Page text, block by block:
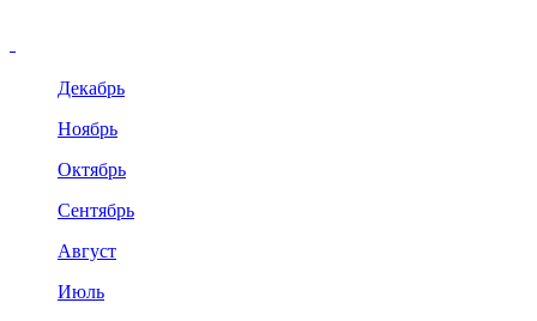
Декабрь
Ноябрь
Октябрь
Сентябрь
Август
Июль